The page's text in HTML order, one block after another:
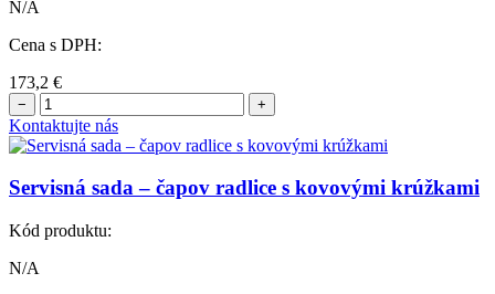
N/A
Cena s DPH:
173,2 €
− +
Kontaktujte nás
Servisná sada – čapov radlice s kovovými krúžkami
Kód produktu:
N/A